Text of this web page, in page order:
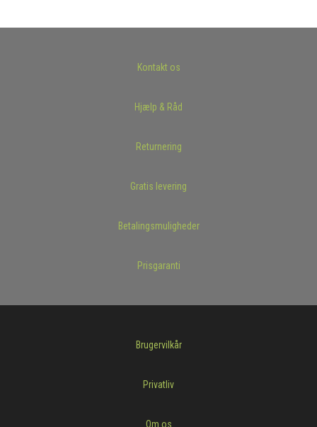
Kontakt os
Hjælp & Råd
Returnering
Gratis levering
Betalingsmuligheder
Prisgaranti
Brugervilkår
Privatliv
Om os